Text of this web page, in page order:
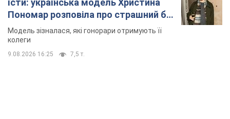
Пономар розповіла про страшний бік
модельної кар’єри
Модель зізналася, які гонорари отримують її
колеги
9.08.2026 16:25 7,5 т.